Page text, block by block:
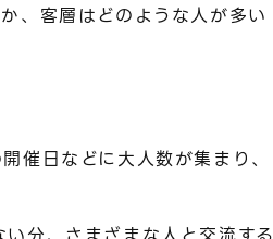
、客層はどのような人が多い
催日などに大人数が集まり、